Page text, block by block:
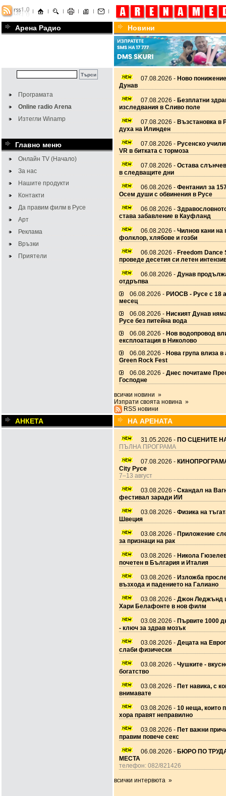
Арена Радио Новини
Програмата
Online radio Arena
Изтегли Winamp
Главно меню
Онлайн TV (Начало)
За нас
Нашите продукти
Контакти
Да правим филм в Русе
Арт
Реклама
Връзки
Приятели
07.08.2026 - Ново
Дунав
07.08.2026 - Безплатни
изследвания в Сливо поле
07.08.2026 - Възстановка в
духа на Илинден
07.08.2026 - Русенско
VR в битката с тормоза
07.08.2026 - Остава
в следващите дни
06.08.2026 - Фентанил за
Осем души с обвинения в Русе
06.08.2026 -
става забавление в Кауфланд
06.08.2026 - Чилнов кани на
фолклор, хлябове и гозби
06.08.2026 - Freedom Dance
проведе десетия си летен
06.08.2026 - Дунав
отдръпва
06.08.2026 - РИОСВ - Русе с 18
месец
06.08.2026 - Ниският Дунав
Русе без питейна вода
06.08.2026 - Нов водопровод
експлоатация в Николово
06.08.2026 - Нова група влиза
Green Rock Fest
06.08.2026 - Днес почитаме
Господне
всички новини »
Изпрати своята новина »
RSS новини
АНКЕТА НА АРЕНАТА
31.05.2026 - ПО СЦЕНИТЕ
ПЪЛНА ПРОГРАМА
07.08.2026 -
City Русе
7–13 август
03.08.2026 - Скандал на
фестивал заради ИИ
03.08.2026 - Физика на
Швеция
03.08.2026 - Приложение
за признаци на рак
03.08.2026 - Никола
почетен в България и Италия
03.08.2026 - Изложба
възхода и падението на Галиано
03.08.2026 - Джон Леджънд
Хари Белафонте в нов филм
03.08.2026 - Първите 1000
- ключ за здрав мозък
03.08.2026 - Децата на
слаби физически
03.08.2026 - Чушките -
богатство
03.08.2026 - Пет навика, с
внимавате
03.08.2026 - 10 неща, които
хора правят неправилно
03.08.2026 - Пет важни
правим повече секс
06.08.2026 - БЮРО ПО
МЕСТА
телефон: 082/821426
всички интервюта »